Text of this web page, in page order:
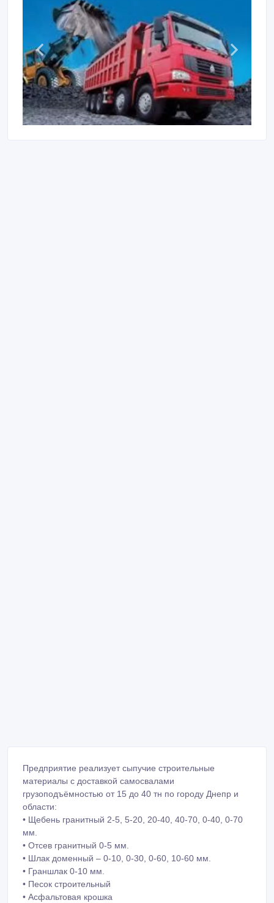
Предприятие реализует сыпучие строительные
материалы с доставкой самосвалами
грузоподъёмностью от 15 до 40 тн по городу Днепр и
области:
• Щебень гранитный 2-5, 5-20, 20-40, 40-70, 0-40, 0-70
мм.
• Отсев гранитный 0-5 мм.
• Шлак доменный – 0-10, 0-30, 0-60, 10-60 мм.
• Граншлак 0-10 мм.
• Песок строительный
• Асфальтовая крошка